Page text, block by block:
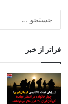
فراتر از خبر